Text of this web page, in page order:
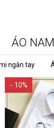
ÁO NAM
ngắn tay
- 10%